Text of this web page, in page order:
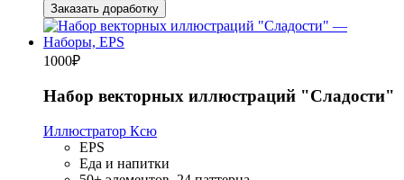
Заказать доработку
1000₽
Набор векторных иллюстраций "Сладости"
Иллюстратор Ксю
EPS
Еда и напитки